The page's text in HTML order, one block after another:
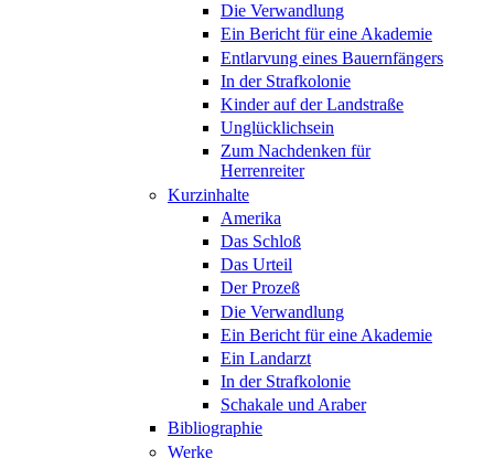
Die Verwandlung
Ein Bericht für eine Akademie
Entlarvung eines Bauernfängers
In der Strafkolonie
Kinder auf der Landstraße
Unglücklichsein
Zum Nachdenken für
Herrenreiter
Kurzinhalte
Amerika
Das Schloß
Das Urteil
Der Prozeß
Die Verwandlung
Ein Bericht für eine Akademie
Ein Landarzt
In der Strafkolonie
Schakale und Araber
Bibliographie
Werke